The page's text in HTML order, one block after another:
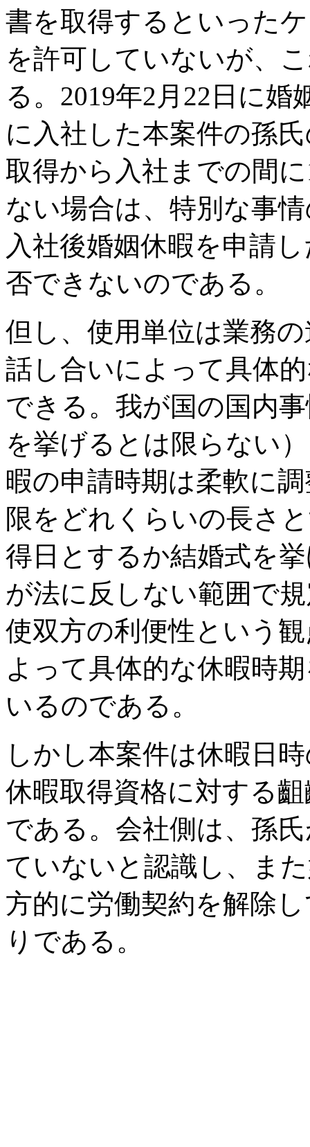
書を取得するといった
を許可していないが、
る。2019年2月22日に婚
に入社した本案件の孫
取得から入社までの間
ない場合は、特別な事
入社後婚姻休暇を申請
否できないのである。
但し、使用単位は業務
話し合いによって具体
できる。我が国の国内
を挙げるとは限らない
暇の申請時期は柔軟に
限をどれくらいの長さ
得日とするか結婚式を
が法に反しない範囲で
使双方の利便性という
よって具体的な休暇時
いるのである。
しかし本案件は休暇日
休暇取得資格に対する
である。会社側は、孫
ていないと認識し、ま
方的に労働契約を解除
りである。